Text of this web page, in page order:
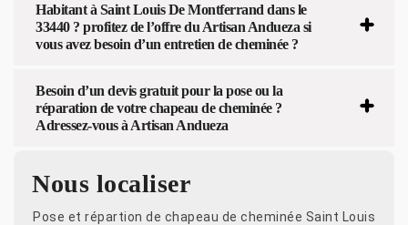
Habitant à Saint Louis De Montferrand dans le
33440 ? profitez de l’offre du Artisan Andueza si
vous avez besoin d’un entretien de cheminée ?
Besoin d’un devis gratuit pour la pose ou la
réparation de votre chapeau de cheminée ?
Adressez-vous à Artisan Andueza
Nous localiser
Pose et répartion de chapeau de cheminée Saint Louis